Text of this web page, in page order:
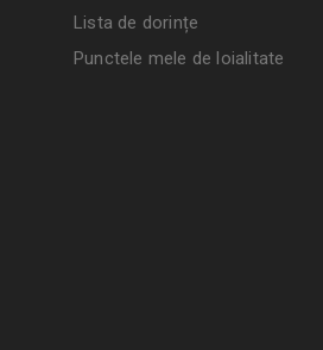
Lista de dorințe
Punctele mele de loialitate